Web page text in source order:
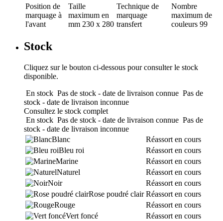
Position de
marquage à
l'avant
Taille
maximum en
mm 230 x 280
Technique de
marquage
transfert
Nombre
maximum de
couleurs 99
Stock
Cliquez sur le bouton ci-dessous pour consulter le stock
disponible.
En stock Pas de stock - date de livraison connue Pas de
stock - date de livraison inconnue
Consultez le stock complet
En stock Pas de stock - date de livraison connue Pas de
stock - date de livraison inconnue
Blanc
Réassort en cours
Bleu roi
Réassort en cours
Marine
Réassort en cours
Naturel
Réassort en cours
Noir
Réassort en cours
Rose poudré clair Réassort en cours
Rouge
Réassort en cours
Vert foncé
Réassort en cours